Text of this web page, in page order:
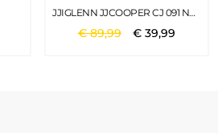
JJIGLENN JJCOOPER CJ 091 NOOS BLUE DENIM
€89,99 € 39,99